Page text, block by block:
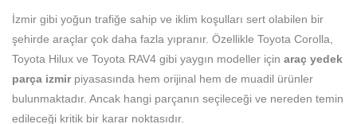
İzmir gibi yoğun trafiğe sahip ve iklim koşulları sert olabilen bir
şehirde araçlar çok daha fazla yıpranır. Özellikle Toyota Corolla,
Toyota Hilux ve Toyota RAV4 gibi yaygın modeller için araç yedek
parça izmirpiyasasında hem orijinal hem de muadil ürünler
bulunmaktadır. Ancak hangi parçanın seçileceği ve nereden temin
edileceği kritik bir karar noktasıdır.